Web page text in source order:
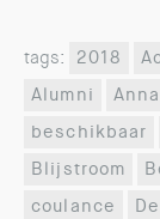
tags: 2018
Alumni
beschikbaar
Blijstroom
coulance